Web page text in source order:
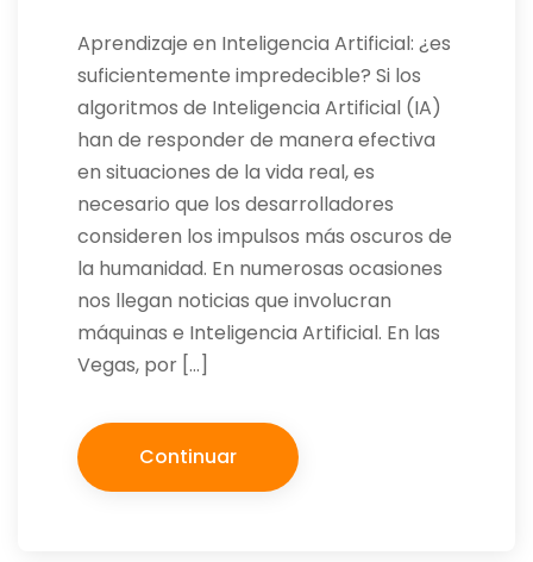
Aprendizaje en Inteligencia Artificial: ¿es
suficientemente impredecible? Si los
algoritmos de Inteligencia Artificial (IA)
han de responder de manera efectiva
en situaciones de la vida real, es
necesario que los desarrolladores
consideren los impulsos más oscuros de
la humanidad. En numerosas ocasiones
nos llegan noticias que involucran
máquinas e Inteligencia Artificial. En las
Vegas, por […]
Continuar